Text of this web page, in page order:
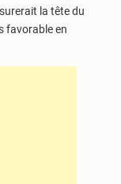
la tête du
favorable en